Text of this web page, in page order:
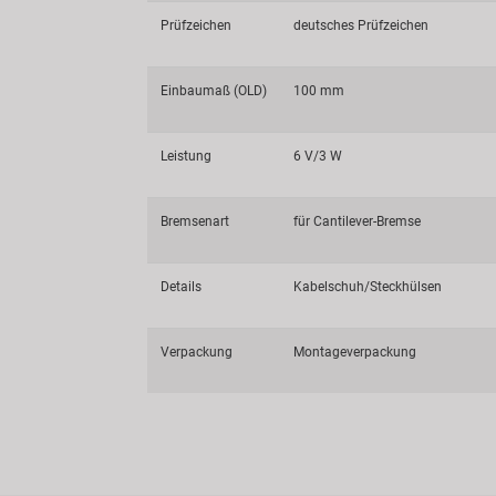
Prüfzeichen deutsches Prüfzeichen
Einbaumaß (OLD) 100 mm
Leistung 6 V/3 W
Bremsenart für Cantilever-Bremse
Details Kabelschuh/Steckhülsen
Verpackung Montageverpackung